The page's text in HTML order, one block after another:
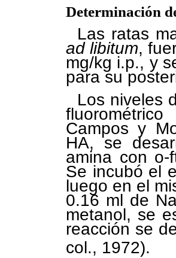
Determinación
Las ratas
ad libitum,
mg/kg i.p., y
para su
Los niveles
Campos y
HA, se
amina con o-
Se incubó el
luego en el
0.16 ml de
metanol, se
reacción se
col., 1972).